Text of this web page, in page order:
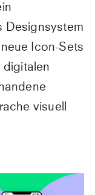
Designsystem
Icon-Sets
digitalen
visuell